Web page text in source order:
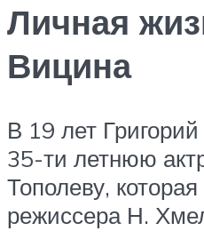
Личная
Вицина
В 19 лет
35-ти летнюю
Тополеву,
режиссера Н.